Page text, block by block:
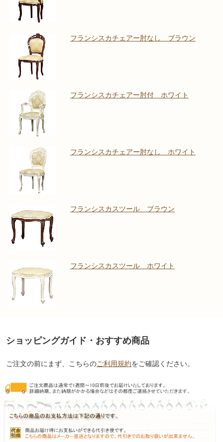
フランシスカチェアー肘なし ブラウン
フランシスカチェアー肘付 ホワイト
フランシスカチェアー肘なし ホワイト
フランシスカスツール ブラウン
フランシスカスツール ホワイト
ショッピングガイド・おすすめ商品
ご注文の前にまず、こちらのご利用規約をご確認ください。